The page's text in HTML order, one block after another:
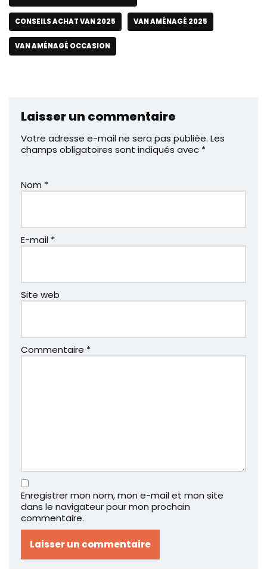
CONSEILS ACHAT VAN 2025 VAN AMÉNAGÉ 2025
VAN AMÉNAGÉ OCCASION
Laisser un commentaire
Votre adresse e-mail ne sera pas publiée. Les
champs obligatoires sont indiqués avec *
Nom *
E-mail *
Site web
Commentaire *
Enregistrer mon nom, mon e-mail et mon site
dans le navigateur pour mon prochain
commentaire.